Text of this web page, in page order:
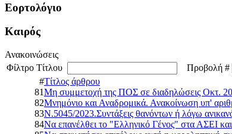
Εορτολόγιο
Καιρός
Ανακοινώσεις
Φίλτρο Τίτλου
Προβολή #
#Τίτλος άρθρου
81Μη συμμετοχή της ΠΟΣ σε διαδηλώσεις Οκτ.
82Μνημόνιο και Αναδρομικά. Ανακοίνωση υπ'
83Ν.5045/2023.Συντάξεις θανόντων ή λόγω
84Να επανέλθει το "Ελληνικό Γένος" στα ΑΣΕΙ